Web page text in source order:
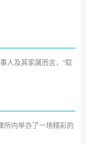
人及其家属而言，“取
务所又传来喜...
所内举办了一场精彩的
班及中小律所管理合